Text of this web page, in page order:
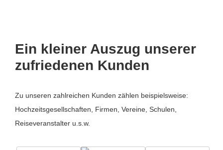
Ein kleiner Auszug unserer
zufriedenen Kunden
Zu unseren zahlreichen Kunden zählen beispielsweise:
Hochzeitsgesellschaften, Firmen, Vereine, Schulen,
Reiseveranstalter u.s.w.